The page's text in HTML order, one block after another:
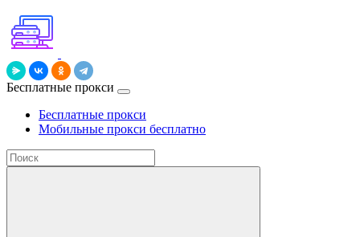
Бесплатные прокси
Бесплатные прокси
Мобильные прокси бесплатно